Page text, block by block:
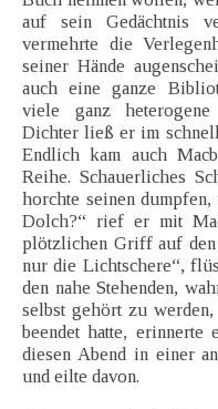
auf sein Gedächtnis
vermehrte die
seiner Hände
auch eine ganze
viele ganz
Dichter ließ er im
Endlich kam auch
Reihe. Schauerliches
horchte seinen
Dolch?“ rief er mit
plötzlichen Griff auf
nur die Lichtschere“,
den nahe Stehenden,
selbst gehört zu
beendet hatte, erinnerte
diesen Abend in einer
und eilte davon.